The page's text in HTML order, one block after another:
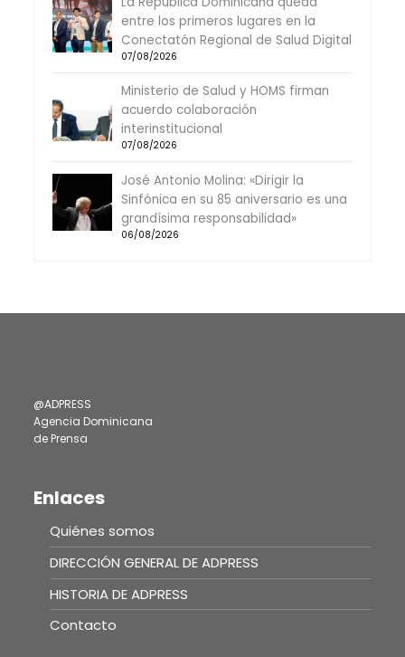
entre los primeros lugares en la
Conectatón Regional de Salud Digital
07/08/2026
Ministerio de Salud y HOMS firman
acuerdo colaboración
interinstitucional
07/08/2026
José Antonio Molina: «Dirigir la
Sinfónica en su 85 aniversario es una
grandísima responsabilidad»
06/08/2026
@ADPRESS
Agencia Dominicana
de Prensa
Enlaces
Quiénes somos
DIRECCIÓN GENERAL DE ADPRESS
HISTORIA DE ADPRESS
Contacto